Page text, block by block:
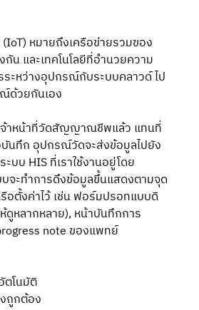
หมายถึงเครือข่ายรวมของ
น และเทคโนโลยีที่อำนวยความ
ระหว่างอุปกรณ์กับระบบคลาวด์ ไป
ด้วยกันเอง
จ้าหน้าที่วัดสัญญาณชีพแล้ว แทนที่
นทึก อุปกรณ์วัดจะส่งข้อมูลไปยัง
บบ HIS ที่เราใช้งานอยู่โดย
จะทำการดึงข้อมูลขึ้นแสดงตามจุด
อตั้งค่าไว้ เช่น ฟอร์มปรอทแบบดิ
ดูหลากหลาย), หน้าบันทึกการ
note ของแพทย์
ตโนมัติ
ถูกต้อง